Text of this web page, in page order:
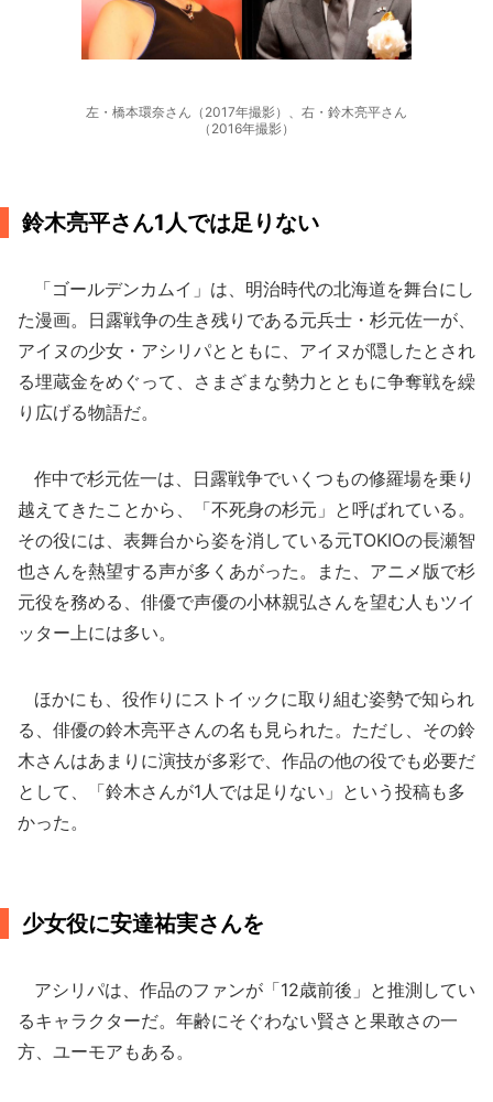
左・橋本環奈さん（2017年撮影）、右・鈴木亮平さん
（2016年撮影）
鈴木亮平さん1人では足りない
「ゴールデンカムイ」は、明治時代の北海道を舞台にし
た漫画。日露戦争の生き残りである元兵士・杉元佐一が、
アイヌの少女・アシリパとともに、アイヌが隠したとされ
る埋蔵金をめぐって、さまざまな勢力とともに争奪戦を繰
り広げる物語だ。
作中で杉元佐一は、日露戦争でいくつもの修羅場を乗り
越えてきたことから、「不死身の杉元」と呼ばれている。
その役には、表舞台から姿を消している元TOKIOの長瀬智
也さんを熱望する声が多くあがった。また、アニメ版で杉
元役を務める、俳優で声優の小林親弘さんを望む人もツイ
ッター上には多い。
ほかにも、役作りにストイックに取り組む姿勢で知られ
る、俳優の鈴木亮平さんの名も見られた。ただし、その鈴
木さんはあまりに演技が多彩で、作品の他の役でも必要だ
として、「鈴木さんが1人では足りない」という投稿も多
かった。
少女役に安達祐実さんを
アシリパは、作品のファンが「12歳前後」と推測してい
るキャラクターだ。年齢にそぐわない賢さと果敢さの一
方、ユーモアもある。